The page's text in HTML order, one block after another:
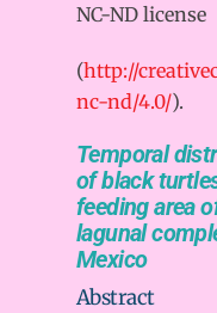
NC-ND license
(http://
nc-nd/4.0/).
Temporal
of black
feeding area
lagunal
Mexico
Abstract